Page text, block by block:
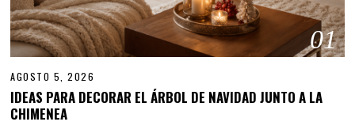
01
AGOSTO 5, 2026
IDEAS PARA DECORAR EL ÁRBOL DE NAVIDAD JUNTO A LA
CHIMENEA